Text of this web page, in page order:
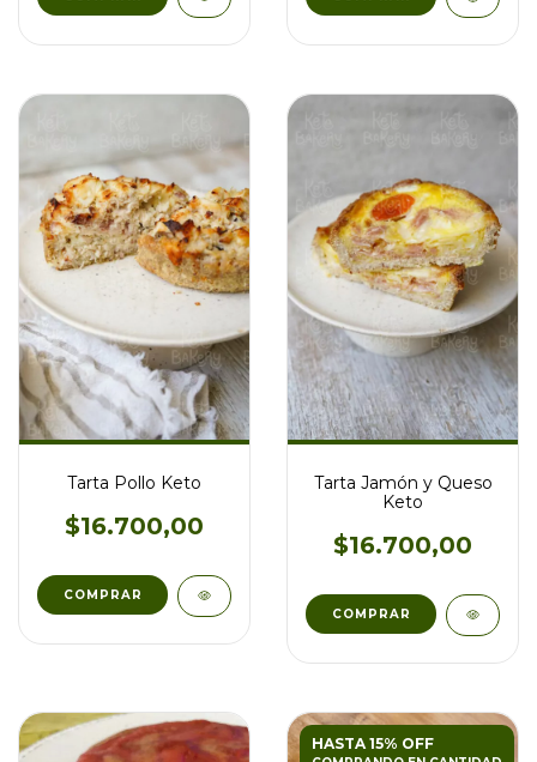
Tarta Pollo Keto
$16.700,00
Tarta Jamón y Queso
Keto
$16.700,00
HASTA 15% OFF